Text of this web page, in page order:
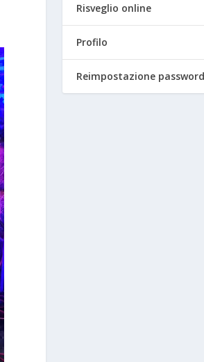
Risveglio online
Profilo
Reimpostazione password